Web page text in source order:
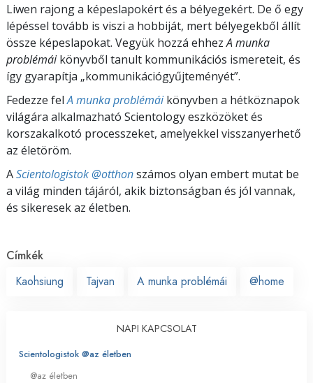
Liwen rajong a képeslapokért és a bélyegekért. De ő egy
lépéssel tovább is viszi a hobbiját, mert bélyegekből állít
össze képeslapokat. Vegyük hozzá ehhezA munka
problémáikönyvből tanult kommunikációs ismereteit, és
így gyarapítja „kommunikációgyűjteményét”.
Fedezze felA munka problémáikönyvben a hétköznapok
világára alkalmazható Scientology eszközöket és
korszakalkotó processzeket, amelyekkel visszanyerhető
az életöröm.
AScientologistok @otthonszámos olyan embert mutat be
a világ minden tájáról, akik biztonságban és jól vannak,
és sikeresek az életben.
Címkék
Kaohsiung
Tajvan A munka problémái @home
NAPI KAPCSOLAT
Scientologistok @az életben
@az életben